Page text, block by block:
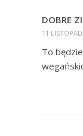
DOBRE
11
To